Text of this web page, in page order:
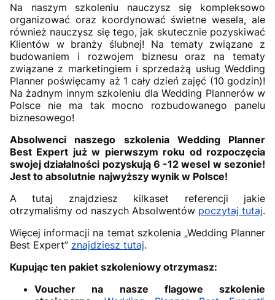
Na naszym szkoleniu nauczysz się kompleksowo
organizować oraz koordynować świetne wesela, ale
również nauczysz się tego, jak skutecznie pozyskiwać
Klientów w branży ślubnej! Na tematy związane z
budowaniem i rozwojem biznesu oraz na tematy
związane z marketingiem i sprzedażą usług Wedding
Planner poświęcamy aż 1 cały dzień zajęć (10 godzin)!
Na żadnym innym szkoleniu dla Wedding Plannerów w
Polsce nie ma tak mocno rozbudowanego panelu
biznesowego!
Absolwenci naszego szkolenia Wedding Planner
Best Expert już w pierwszym roku od rozpoczęcia
swojej działalności pozyskują 6 -12 wesel w sezonie!
Jest to absolutnie najwyższy wynik w Polsce!
A tutaj znajdziesz kilkaset referencji jakie
otrzymaliśmy od naszych Absolwentów poczytaj tutaj.
Więcej informacji na temat szkolenia „Wedding Planner
Best Expert” znajdziesz tutaj.
Kupując ten pakiet szkoleniowy otrzymasz:
Voucher na nasze flagowe szkolenie